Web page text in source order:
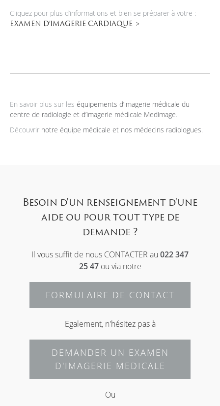
Cliquez pour plus d’informations et bien se préparer à votre :
EXAMEN D’IMAGERIE CARDIAQUE
En savoir plus sur les équipements d’imagerie médicale du
centre de radiologie et d’imagerie médicale Medimage.
Découvrir notre équipe médicale et nos médecins radiologues.
Besoin d'un renseignement d'une
aide ou pour tout type de
demande ?
Il vous suffit de nous CONTACTER au 022 347
25 47ou via notre
FORMULAIRE DE CONTACT
Egalement, n'hésitez pas à
DEMANDER UN EXAMEN
D'IMAGERIE MEDICALE
Ou